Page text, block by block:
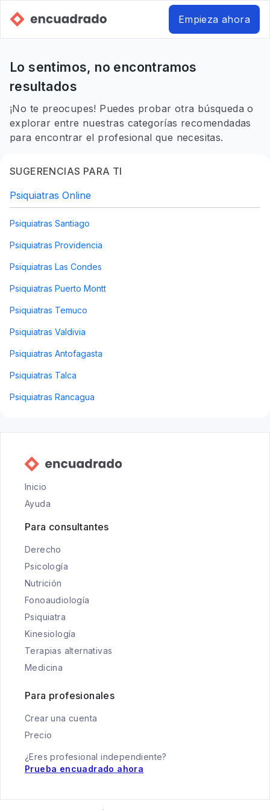
Empieza ahora
Lo sentimos, no encontramos
resultados
¡No te preocupes! Puedes probar otra búsqueda o
explorar entre nuestras categorías recomendadas
para encontrar el profesional que necesitas.
SUGERENCIAS PARA TI
Psiquiatras Online
Psiquiatras Santiago
Psiquiatras Providencia
Psiquiatras Las Condes
Psiquiatras Puerto Montt
Psiquiatras Temuco
Psiquiatras Valdivia
Psiquiatras Antofagasta
Psiquiatras Talca
Psiquiatras Rancagua
Inicio
Ayuda
Para consultantes
Derecho
Psicología
Nutrición
Fonoaudiología
Psiquiatra
Kinesiología
Terapias alternativas
Medicina
Para profesionales
Crear una cuenta
Precio
¿Eres profesional independiente?
Prueba encuadrado ahora